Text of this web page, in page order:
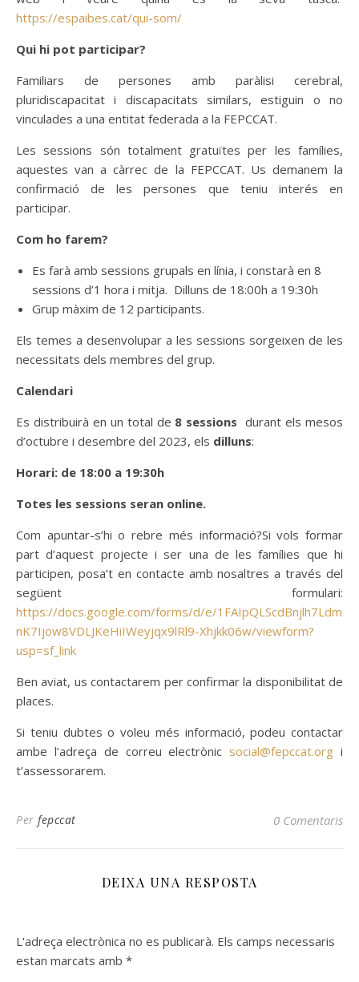
https://espaibes.cat/qui-som/
Qui hi pot participar?
Familiars de persones amb paràlisi cerebral,
pluridiscapacitat i discapacitats similars, estiguin o no
vinculades a una entitat federada a la FEPCCAT.
Les sessions són totalment gratuïtes per les famílies,
aquestes van a càrrec de la FEPCCAT. Us demanem la
confirmació de les persones que teniu interés en
participar.
Com ho farem?
Es farà amb sessions grupals en línia, i constarà en 8
sessions d’1 hora i mitja. Dilluns de 18:00h a 19:30h
Grup màxim de 12 participants.
Els temes a desenvolupar a les sessions sorgeixen de les
necessitats dels membres del grup.
Calendari
Es distribuirà en un total de 8 sessions durant els mesos
d’octubre i desembre del 2023, els dilluns:
Horari: de 18:00 a 19:30h
Totes les sessions seran online.
Com apuntar-s’hi o rebre més informació?Si vols formar
part d’aquest projecte i ser una de les famílies que hi
participen, posa’t en contacte amb nosaltres a través del
següent formulari:
https://docs.google.com/forms/d/e/1FAIpQLScdBnjlh7Ldm
nK7Ijow8VDLJKeHiIWeyjqx9lRl9-Xhjkk06w/viewform?
usp=sf_link
Ben aviat, us contactarem per confirmar la disponibilitat de
places.
Si teniu dubtes o voleu més informació, podeu contactar
ambe l’adreça de correu electrònic social@fepccat.org i
t’assessorarem.
Per fepccat 0 Comentaris
DEIXA UNA RESPOSTA
L'adreça electrònica no es publicarà. Els camps necessaris
estan marcats amb *